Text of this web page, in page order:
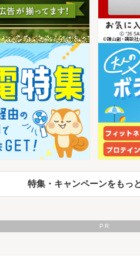
特集・キャンペーンをもっ